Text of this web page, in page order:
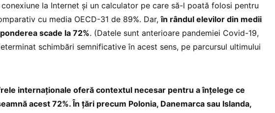
la Internet și un calculator pe care să-l poată folosi pentru
cu media OECD-31 de 89%. Dar,în rândul elevilor din medii
scade la 72%. (Datele sunt anterioare pandemiei Covid-19,
schimbări semnificative în acest sens, pe parcursul ultimului
internaționale oferă contextul necesar pentru a înțelege ce
acest 72%. În țări precum Polonia, Danemarca sau Islanda,